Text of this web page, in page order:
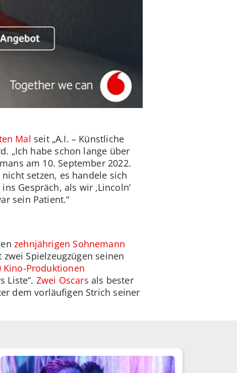
Mal seit „A.I. – Künstliche
„Ich habe schon lange über
am 10. September 2022.
setzen, es handele sich
Gespräch, als wir ‚Lincoln‘
sein Patient.“
zehnjährigen Sohnemann
Spielzeugzügen seinen
Kino-Produktionen
Liste“. Zwei Oscars als bester
dem vorläufigen Strich seiner